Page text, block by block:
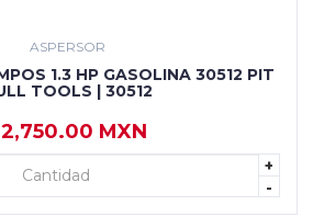
ASPERSOR
1.3 HP GASOLINA 30512 PIT
TOOLS | 30512
MXN
+
-
+ AGREGAR